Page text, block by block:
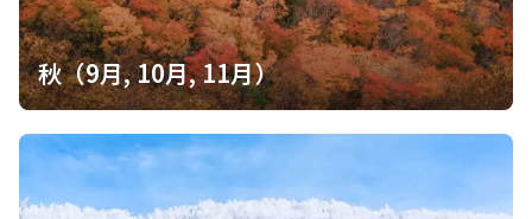
秋（9月, 10月, 11月）